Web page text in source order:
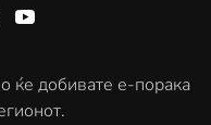
ќе добивате е-порака